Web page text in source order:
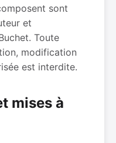
sont
et
Toute
modification
est interdite.
mises à